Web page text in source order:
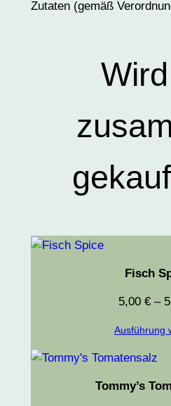
Zutaten (gemäß
Fisch
5,00 €–
Ausführung
Tommy’s